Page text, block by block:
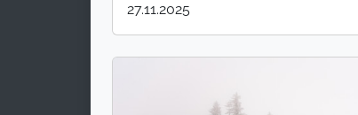
27.11.2025